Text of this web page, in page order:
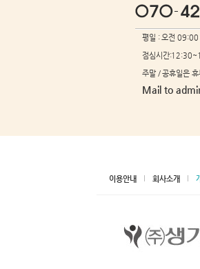
평일 : 오전
점심시간
주말 / 공휴일은 휴
Mail to
이용안내 회사소개